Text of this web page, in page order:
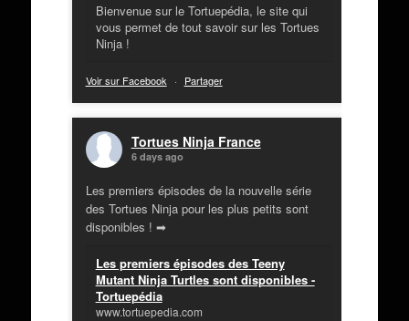
Bienvenue sur le Tortuepédia, le site qui
vous permet de tout savoir sur les Tortues
Ninja !
Voir sur Facebook · Partager
Tortues Ninja France
6 days ago
Les premiers épisodes de la nouvelle série
des Tortues Ninja pour les plus petits sont
disponibles ! ➡
Les premiers épisodes des Teeny
Mutant Ninja Turtles sont disponibles -
Tortuepédia
www.tortuepedia.com